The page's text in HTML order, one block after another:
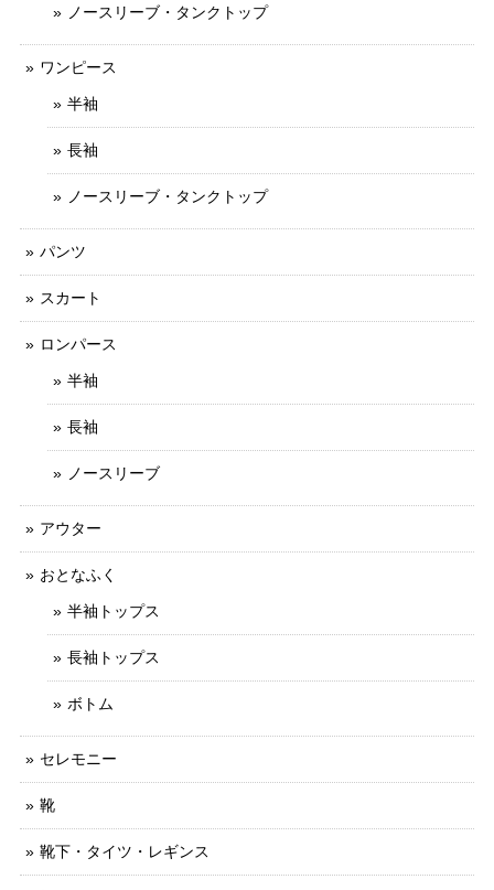
ノースリーブ・タンクトップ
ワンピース
半袖
長袖
ノースリーブ・タンクトップ
パンツ
スカート
ロンパース
半袖
長袖
ノースリーブ
アウター
おとなふく
半袖トップス
長袖トップス
ボトム
セレモニー
靴
靴下・タイツ・レギンス